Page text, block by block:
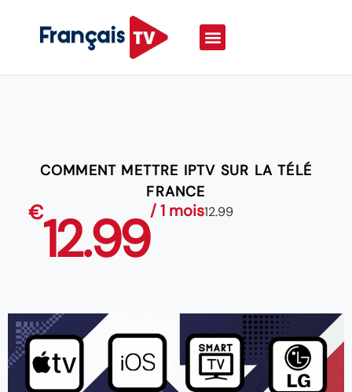
COMMENT METTRE IPTV SUR LA TÉLÉ
FRANCE
€12.99/ 1 mois12.99